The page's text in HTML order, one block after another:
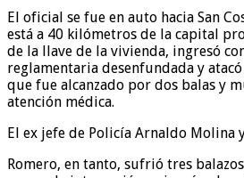
El oficial se fue en auto hacia San
está a 40 kilómetros de la capital
de la llave de la vivienda, ingresó
reglamentaria desenfundada y
que fue alcanzado por dos balas y
atención médica.
El ex jefe de Policía Arnaldo Molina
Romero, en tanto, sufrió tres